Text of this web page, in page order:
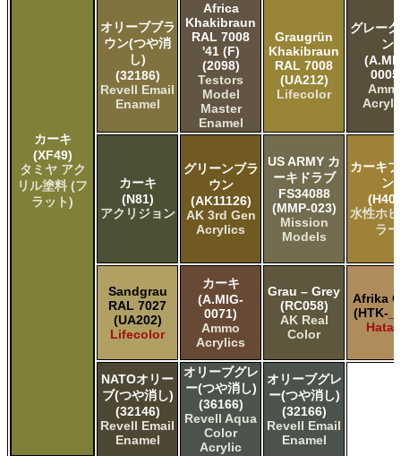
カーキ
(XF49)
タミヤ アク
リル塗料 (フ
ラット)
オリーブブラ
ウン(つや消
し)
(32186)
Revell Email
Enamel
Africa
Khakibraun
RAL 7008
'41 (F)
(2098)
Testors
Model
Master
Enamel
Graugrün
Khakibraun
RAL 7008
(UA212)
Lifecolor
グレー
ン
カーキ
(N81)
アクリジョン
グリーンブラ
ウン
(AK11126)
AK 3rd Gen
Acrylics
US ARMY カ
ーキドラブ
FS34088
(MMP-023)
Mission
Models
カーキ
ン
水性ホ
ラー
Sandgrau
RAL 7027
(UA202)
Lifecolor
カーキ
(A.MIG-
0071)
Ammo
Acrylics
Grau – Grey
(RC058)
AK Real
Color
Afrika
(HTK-
NATOオリー
ブ(つや消し)
(32146)
Revell Email
Enamel
オリーブグレ
ー(つや消し)
(36166)
Revell Aqua
Color
Acrylic
オリーブグレ
ー(つや消し)
(32166)
Revell Email
Enamel